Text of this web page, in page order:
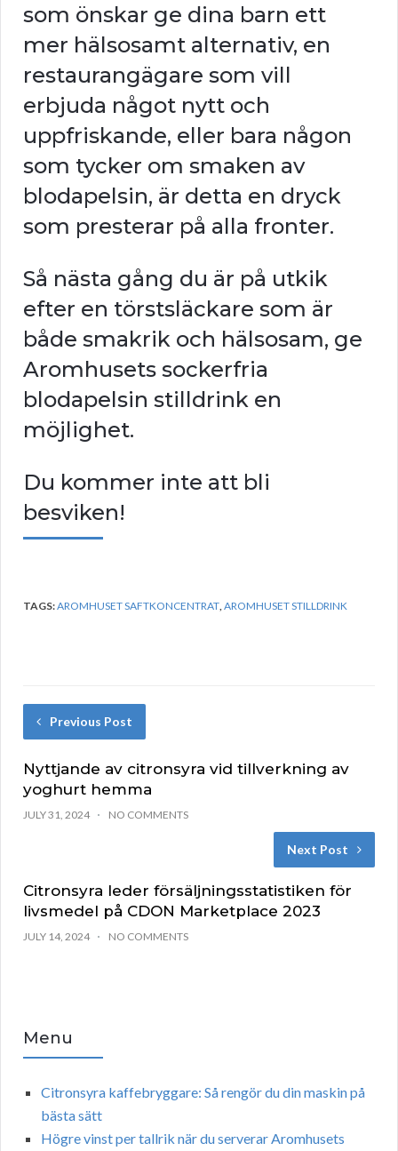
som önskar ge dina barn ett
mer hälsosamt alternativ, en
restaurangägare som vill
erbjuda något nytt och
uppfriskande, eller bara någon
som tycker om smaken av
blodapelsin, är detta en dryck
som presterar på alla fronter.
Så nästa gång du är på utkik
efter en törstsläckare som är
både smakrik och hälsosam, ge
Aromhusets sockerfria
blodapelsin stilldrink en
möjlighet.
Du kommer inte att bli
besviken!
TAGS:AROMHUSET SAFTKONCENTRAT AROMHUSET STILLDRINK
Previous Post
Nyttjande av citronsyra vid tillverkning av
yoghurt hemma
JULY 31, 2024 NO COMMENTS
Next Post
Citronsyra leder försäljningsstatistiken för
livsmedel på CDON Marketplace 2023
JULY 14, 2024 NO COMMENTS
Menu
Citronsyra kaffebryggare: Så rengör du din maskin på
bästa sätt
Högre vinst per tallrik när du serverar Aromhusets